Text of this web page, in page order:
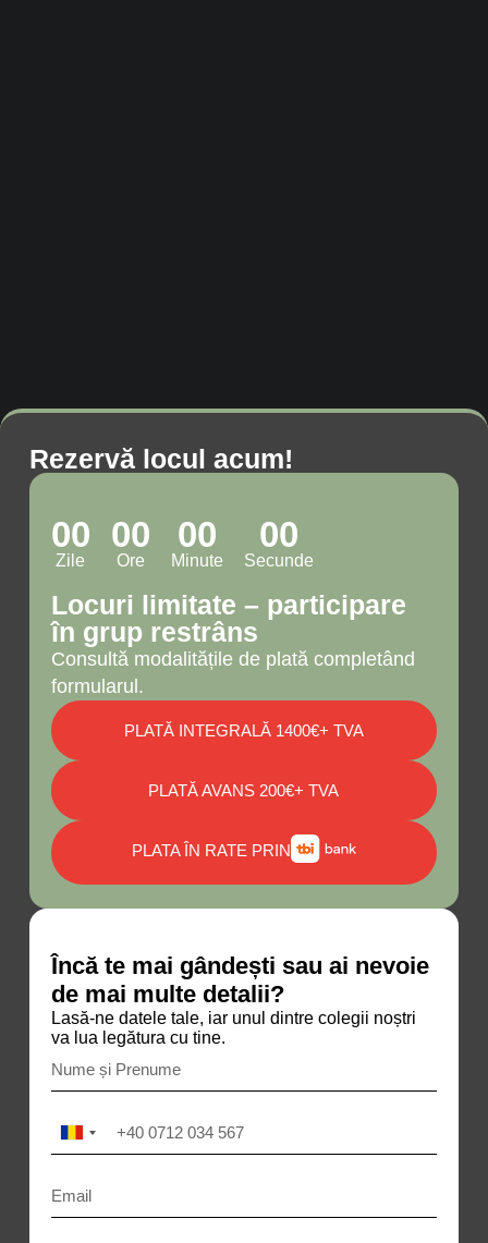
Rezervă locul acum!
00
Zile
00
Ore
00
Minute
00
Secunde
Locuri limitate – participare
în grup restrâns
Consultă modalitățile de plată completând
formularul.
PLATĂ INTEGRALĂ 1400€+ TVA
PLATĂ AVANS 200€+ TVA
PLATA ÎN RATE PRIN
Încă te mai gândești sau ai nevoie
de mai multe detalii?
Lasă-ne datele tale, iar unul dintre colegii noștri
va lua legătura cu tine.
R
o
a
n